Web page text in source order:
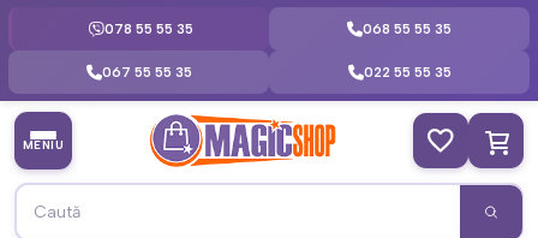
078 55 55 35 068 55 55 35
067 55 55 35 022 55 55 35
MENIU